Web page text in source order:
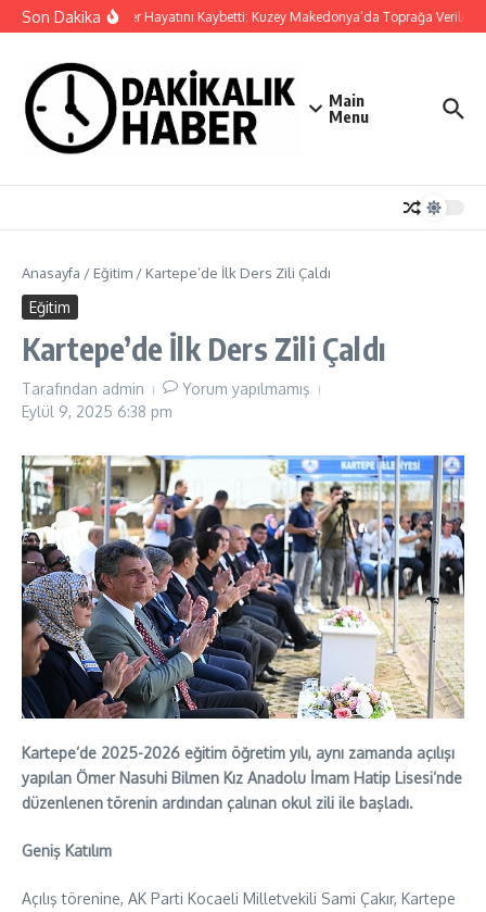
İçeriğe atla
Son DakikaCansever Hayatını Kaybetti: Kuzey Makedonya’da Toprağa Verilecek
Main
Menu
Anasayfa / Eğitim / Kartepe’de İlk Ders Zili Çaldı
Eğitim
Kartepe’de İlk Ders Zili Çaldı
Tarafından admin
Yorum yapılmamış
Eylül 9, 2025 6:38 pm
Kartepe’de 2025-2026 eğitim öğretim yılı, aynı zamanda açılışı
yapılan Ömer Nasuhi Bilmen Kız Anadolu İmam Hatip Lisesi’nde
düzenlenen törenin ardından çalınan okul zili ile başladı.
Geniş Katılım
Açılış törenine, AK Parti Kocaeli Milletvekili Sami Çakır, Kartepe